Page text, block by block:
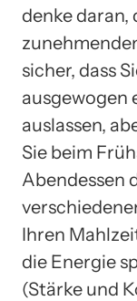
denke daran,
sicher, dass
ausgewogen
auslassen,
Sie beim
Abendessen
Ihren
die Energie
(Stärke und